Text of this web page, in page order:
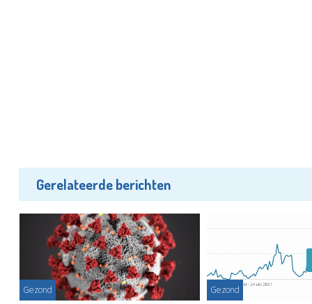
Gerelateerde berichten
Gezond Gezond